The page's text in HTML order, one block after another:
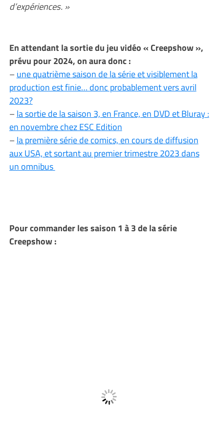
d’expériences. »
En attendant la sortie du jeu vidéo « Creepshow »,
prévu pour 2024, on aura donc :
–une quatrième saison de la série et visiblement la
production est finie… donc probablement vers avril
2023?
–la sortie de la saison 3, en France, en DVD et Bluray :
en novembre chez ESC Edition
–la première série de comics, en cours de diffusion
aux USA, et sortant au premier trimestre 2023 dans
un omnibus
Pour commander les saison 1 à 3 de la série
Creepshow :